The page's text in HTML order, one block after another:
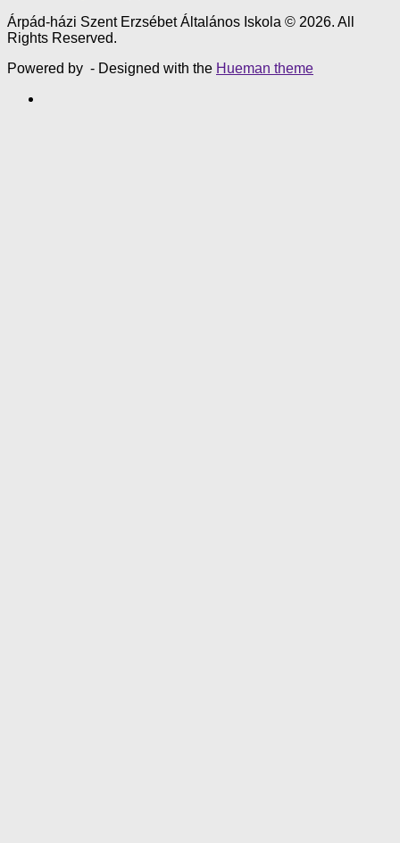
Árpád-házi Szent Erzsébet Általános Iskola © 2026. All
Rights Reserved.
Powered by - Designed with the Hueman theme